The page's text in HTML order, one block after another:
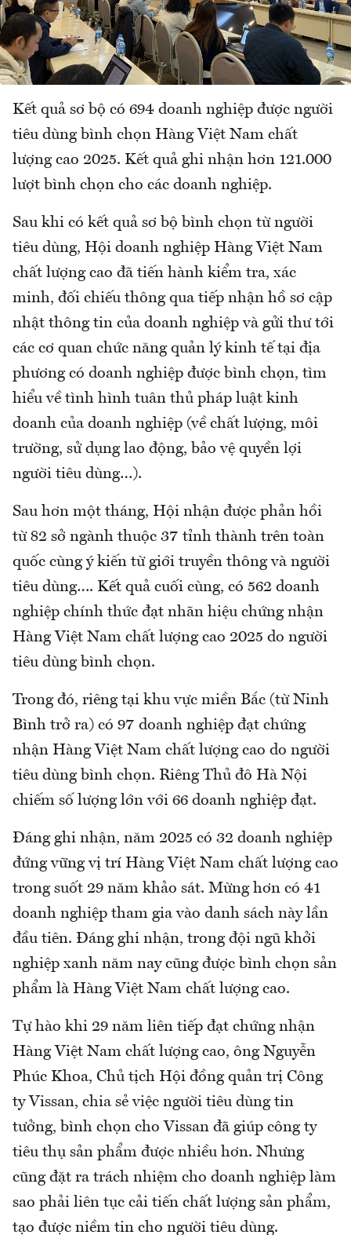
Kết quả sơ bộ có 694 doanh nghiệp được người
tiêu dùng bình chọn Hàng Việt Nam chất
lượng cao 2025. Kết quả ghi nhận hơn 121.000
lượt bình chọn cho các doanh nghiệp.
Sau khi có kết quả sơ bộ bình chọn từ người
tiêu dùng, Hội doanh nghiệp Hàng Việt Nam
chất lượng cao đã tiến hành kiểm tra, xác
minh, đối chiếu thông qua tiếp nhận hồ sơ cập
nhật thông tin của doanh nghiệp và gửi thư tới
các cơ quan chức năng quản lý kinh tế tại địa
phương có doanh nghiệp được bình chọn, tìm
hiểu về tình hình tuân thủ pháp luật kinh
doanh của doanh nghiệp (về chất lượng, môi
trường, sử dụng lao động, bảo vệ quyền lợi
người tiêu dùng…).
Sau hơn một tháng, Hội nhận được phản hồi
từ 82 sở ngành thuộc 37 tỉnh thành trên toàn
quốc cùng ý kiến từ giới truyền thông và người
tiêu dùng…. Kết quả cuối cùng, có 562 doanh
nghiệp chính thức đạt nhãn hiệu chứng nhận
Hàng Việt Nam chất lượng cao 2025 do người
tiêu dùng bình chọn.
Trong đó, riêng tại khu vực miền Bắc (từ Ninh
Bình trở ra) có 97 doanh nghiệp đạt chứng
nhận Hàng Việt Nam chất lượng cao do người
tiêu dùng bình chọn. Riêng Thủ đô Hà Nội
chiếm số lượng lớn với 66 doanh nghiệp đạt.
Đáng ghi nhận, năm 2025 có 32 doanh nghiệp
đứng vững vị trí Hàng Việt Nam chất lượng cao
trong suốt 29 năm khảo sát. Mừng hơn có 41
doanh nghiệp tham gia vào danh sách này lần
đầu tiên. Đáng ghi nhận, trong đội ngũ khởi
nghiệp xanh năm nay cũng được bình chọn sản
phẩm là Hàng Việt Nam chất lượng cao.
Tự hào khi 29 năm liên tiếp đạt chứng nhận
Hàng Việt Nam chất lượng cao, ông Nguyễn
Phúc Khoa, Chủ tịch Hội đồng quản trị Công
ty Vissan, chia sẻ việc người tiêu dùng tin
tưởng, bình chọn cho Vissan đã giúp công ty
tiêu thụ sản phẩm được nhiều hơn. Nhưng
cũng đặt ra trách nhiệm cho doanh nghiệp làm
sao phải liên tục cải tiến chất lượng sản phẩm,
tạo được niềm tin cho người tiêu dùng.